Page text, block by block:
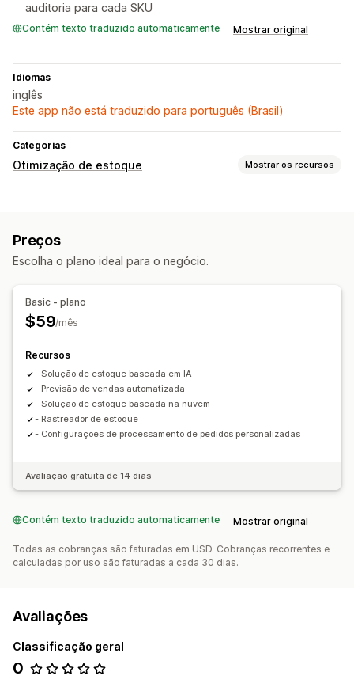
auditoria para cada SKU
Contém texto traduzido automaticamente Mostrar original
Idiomas
inglês
Este app não está traduzido para português (Brasil)
Categorias
Otimização de estoque Mostrar os recursos
Reabastecimento automático
Atualizações em tempo real SKUs
Otimização de IA
Lembretes de reposição
Alertas de limite Relatórios personalizados
Análises
Preços
Escolha o plano ideal para o negócio.
Basic - plano
$59/mês
Recursos
- Solução de estoque baseada em IA
- Previsão de vendas automatizada
- Solução de estoque baseada na nuvem
- Rastreador de estoque
- Configurações de processamento de pedidos personalizadas
Avaliação gratuita de 14 dias
Contém texto traduzido automaticamente Mostrar original
Todas as cobranças são faturadas em USD. Cobranças recorrentes e
calculadas por uso são faturadas a cada 30 dias.
Avaliações
Classificação geral
0